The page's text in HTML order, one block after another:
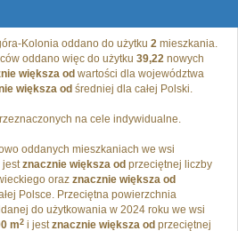
Kolonia oddano do użytku 2 mieszkania.
oddano więc do użytku 39,22 nowych
większa od wartości dla województwa
większa od średniej dla całej Polski.
na cele indywidualne.
oddanych mieszkaniach we wsi
jestznacznie większa od przeciętnej liczby
oraz znacznie większa od
Polsce. Przeciętna powierzchnia
do użytkowania w 2024 roku we wsi
m2 i jestznacznie większa od przeciętnej